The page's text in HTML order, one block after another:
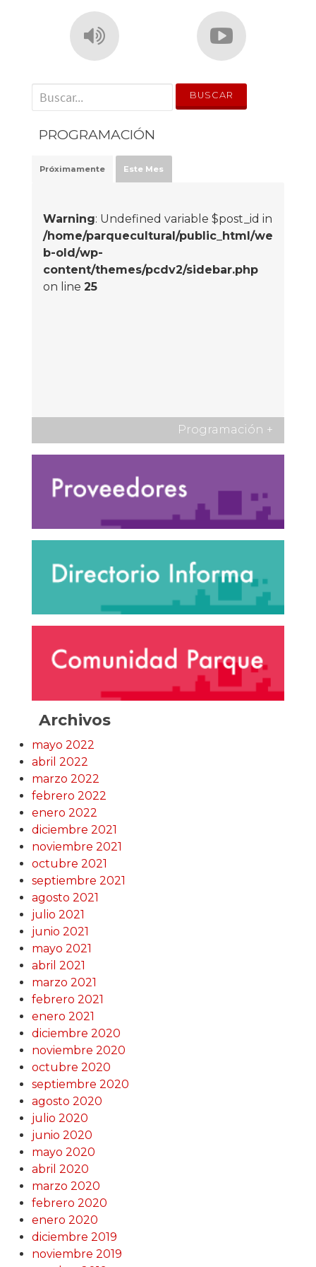
' . __('Search for:') . '
PROGRAMACIÓN
Próximamente Este Mes
Warning: Undefined variable $post_id in
/home/parquecultural/public_html/we
b-old/wp-
content/themes/pcdv2/sidebar.php
on line 25
Programación +
Archivos
mayo 2022
abril 2022
marzo 2022
febrero 2022
enero 2022
diciembre 2021
noviembre 2021
octubre 2021
septiembre 2021
agosto 2021
julio 2021
junio 2021
mayo 2021
abril 2021
marzo 2021
febrero 2021
enero 2021
diciembre 2020
noviembre 2020
octubre 2020
septiembre 2020
agosto 2020
julio 2020
junio 2020
mayo 2020
abril 2020
marzo 2020
febrero 2020
enero 2020
diciembre 2019
noviembre 2019